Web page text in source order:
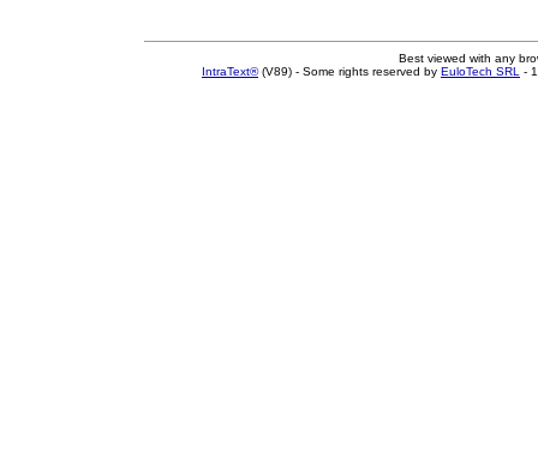
Best viewed with any
IntraText®(V89) - Some rights reserved by EuloTech SRL -